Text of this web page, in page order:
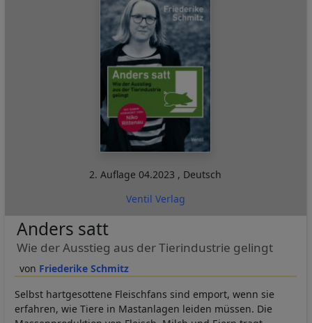
2. Auflage04.2023 , Deutsch
Ventil Verlag
Friederike Schmitz
Anders satt
Wie der Ausstieg aus der Tierindustrie gelingt
Selbst hartgesottene Fleischfans sind emport, wenn sie
erfahren, wie Tiere in Mastanlagen leiden müssen. Die